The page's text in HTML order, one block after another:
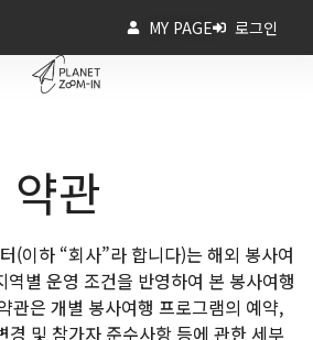
로그인
MY PAGE
관
(이하 “회사”라 합니다)는 해외 봉사여
별 운영 조건을 반영하여 본 봉사여행
관은 개별 봉사여행 프로그램의 예약,
경 및 참가자 준수사항 등에 관한 세부